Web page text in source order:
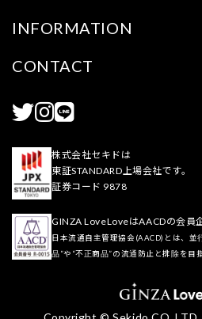
INFORMATION
CONTACT
株式会社セキドは
東証STANDARD上場会社です。
証券コード 9878
GINZA LoveLoveはAACDの会員
日本流通自主管理協会(AACD)とは、並
品”や“不正商品”の流通防止と排除を目